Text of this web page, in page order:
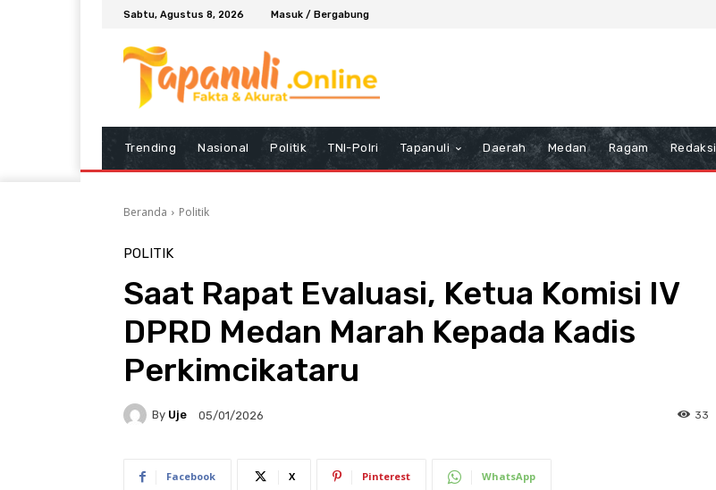
Sabtu, Agustus 8, 2026 Masuk / Bergabung
Trending Nasional Politik TNI-Polri Tapanuli Daerah Medan Ragam Redaksi
Beranda Politik
POLITIK
Saat Rapat Evaluasi, Ketua Komisi IV
DPRD Medan Marah Kepada Kadis
Perkimcikataru
By Uje 05/01/2026 33
Facebook X Pinterest WhatsApp